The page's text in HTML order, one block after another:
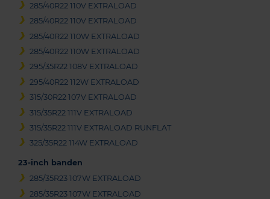
285/40R22 110V EXTRALOAD
285/40R22 110V EXTRALOAD
285/40R22 110W EXTRALOAD
285/40R22 110W EXTRALOAD
295/35R22 108V EXTRALOAD
295/40R22 112W EXTRALOAD
315/30R22 107V EXTRALOAD
315/35R22 111V EXTRALOAD
315/35R22 111V EXTRALOAD RUNFLAT
325/35R22 114W EXTRALOAD
23-inch banden
285/35R23 107W EXTRALOAD
285/35R23 107W EXTRALOAD